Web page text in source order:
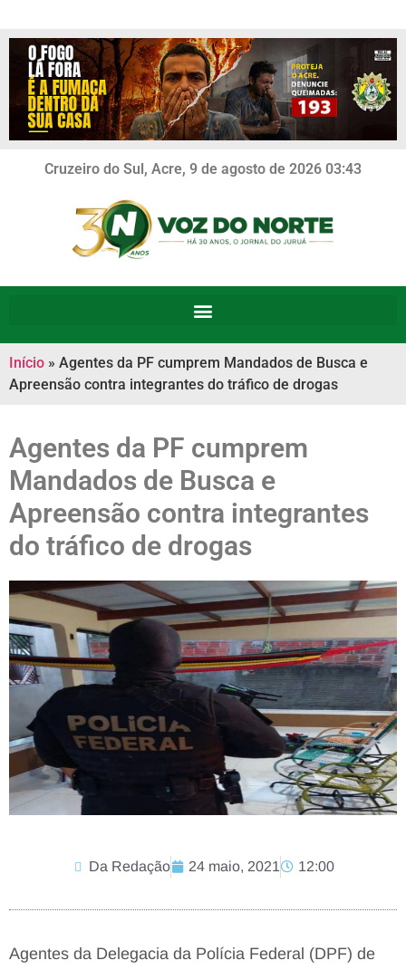
Cruzeiro do Sul, Acre, 9 de agosto de 2026 03:43
Início » Agentes da PF cumprem Mandados de Busca e
Apreensão contra integrantes do tráfico de drogas
Agentes da PF cumprem
Mandados de Busca e
Apreensão contra integrantes
do tráfico de drogas
Da Redação 24 maio, 2021 12:00
Agentes da Delegacia da Polícia Federal (DPF) de